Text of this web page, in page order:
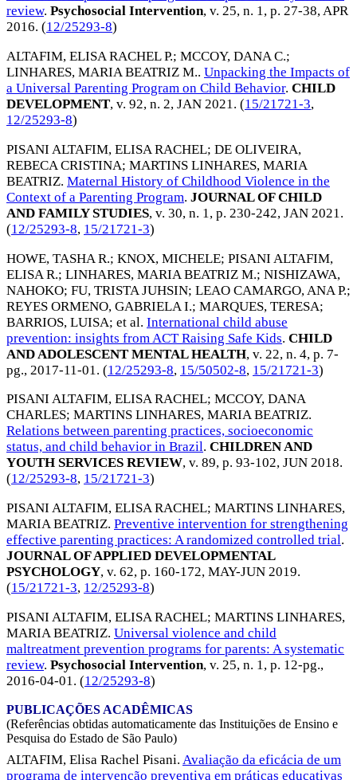
review. Psychosocial Intervention, v. 25, n. 1, p. 27-38,APR
2016. (12/25293-8)
ALTAFIM, ELISA RACHEL P.; MCCOY, DANA C.;
LINHARES, MARIA BEATRIZ M.. Unpacking the Impacts of
a Universal Parenting Program on Child Behavior. CHILD
DEVELOPMENT, v. 92, n. 2, JAN 2021. (15/21721-3,
12/25293-8)
PISANI ALTAFIM, ELISA RACHEL; DE OLIVEIRA,
REBECA CRISTINA; MARTINS LINHARES, MARIA
BEATRIZ. Maternal History of Childhood Violence in the
Context of a Parenting Program. JOURNAL OF CHILD
AND FAMILY STUDIES, v. 30, n. 1, p. 230-242, JAN 2021 .
(12/25293-8, 15/21721-3)
HOWE, TASHA R.; KNOX, MICHELE; PISANI ALTAFIM,
ELISA R.; LINHARES, MARIA BEATRIZ M.; NISHIZAWA,
NAHOKO; FU, TRISTA JUHSIN; LEAO CAMARGO, ANA P.;
REYES ORMENO, GABRIELA I.; MARQUES, TERESA;
BARRIOS, LUISA; et al. International child abuse
prevention: insights from ACT Raising Safe Kids. CHILD
AND ADOLESCENT MENTAL HEALTH, v. 22, n. 4, p. 7-
pg., 2017-11-01 . (12/25293-8, 15/50502-8, 15/21721-3)
PISANI ALTAFIM, ELISA RACHEL; MCCOY, DANA
CHARLES; MARTINS LINHARES, MARIA BEATRIZ.
Relations between parenting practices, socioeconomic
status, and child behavior in Brazil. CHILDREN AND
YOUTH SERVICES REVIEW, v. 89, p. 93-102, JUN 2018.
(12/25293-8, 15/21721-3)
PISANI ALTAFIM, ELISA RACHEL; MARTINS LINHARES,
MARIA BEATRIZ. Preventive intervention for strengthening
effective parenting practices: A randomized controlled trial.
JOURNAL OF APPLIED DEVELOPMENTAL
PSYCHOLOGY, v. 62, p. 160-172, MAY-JUN 2019.
(15/21721-3, 12/25293-8)
PISANI ALTAFIM, ELISA RACHEL; MARTINS LINHARES,
MARIA BEATRIZ. Universal violence and child
maltreatment prevention programs for parents: A systematic
review. Psychosocial Intervention, v. 25, n. 1, p. 12-pg.,
2016-04-01. (12/25293-8)
PUBLICAÇÕES ACADÊMICAS
(Referências obtidas automaticamente das Instituições de Ensino e
Pesquisa do Estado de São Paulo)
ALTAFIM, Elisa Rachel Pisani. Avaliação da eficácia de um
programa de intervenção preventiva em práticas educativas